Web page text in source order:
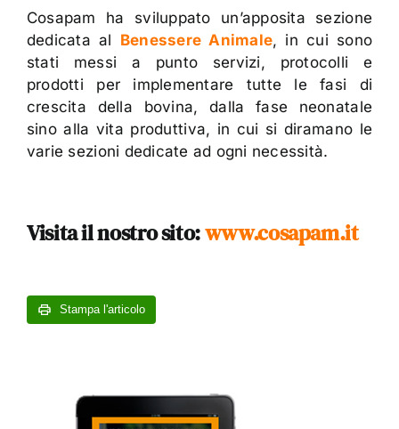
Cosapam ha sviluppato un’apposita sezione
dedicata al Benessere Animale, in cui sono
stati messi a punto servizi, protocolli e
prodotti per implementare tutte le fasi di
crescita della bovina, dalla fase neonatale
sino alla vita produttiva, in cui si diramano le
varie sezioni dedicate ad ogni necessità.
Visita il nostro sito:www.cosapam.it
Stampa l'articolo